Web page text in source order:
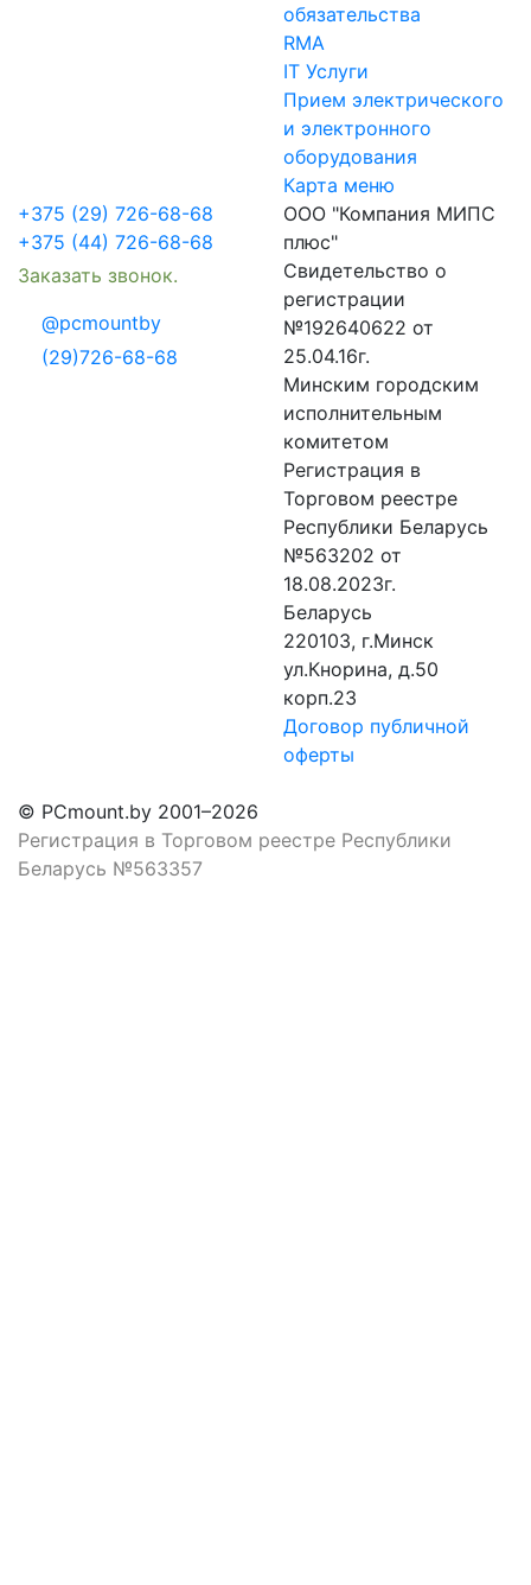
обязательства
RMA
IT Услуги
Прием электрического
и электронного
оборудования
Карта меню
+375 (29) 726-68-68
+375 (44) 726-68-68
Заказать звонок.
@pcmountby
(29)726-68-68
ООО "Компания МИПС
плюс"
Свидетельство о
регистрации
№192640622 от
25.04.16г.
Минским городским
исполнительным
комитетом
Регистрация в
Торговом реестре
Республики Беларусь
№563202 от
18.08.2023г.
Беларусь
220103, г.Минск
ул.Кнорина, д.50
корп.23
Договор публичной
оферты
© PCmount.by 2001–2026
Регистрация в Торговом реестре Республики
Беларусь №563357